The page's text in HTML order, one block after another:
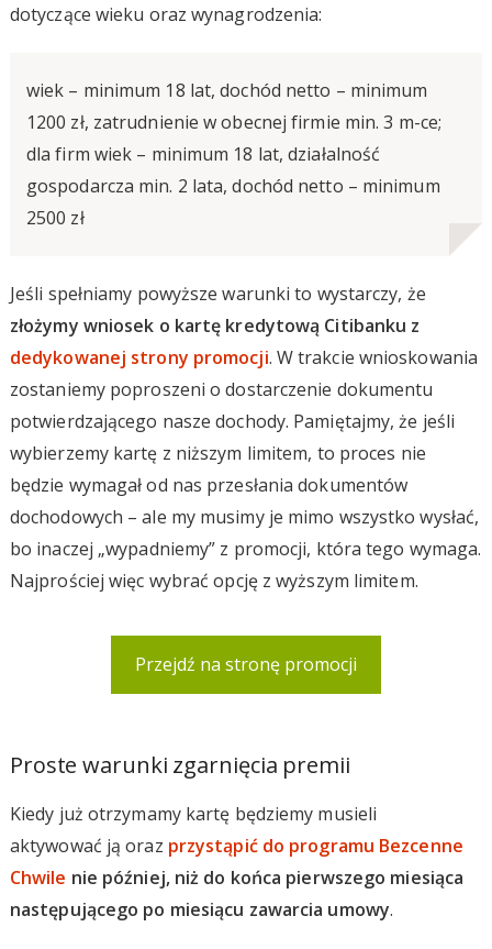
dotyczące wieku oraz wynagrodzenia:
wiek – minimum 18 lat, dochód netto – minimum
1200 zł, zatrudnienie w obecnej firmie min. 3 m-ce;
dla firm wiek – minimum 18 lat, działalność
gospodarcza min. 2 lata, dochód netto – minimum
2500 zł
Jeśli spełniamy powyższe warunki to wystarczy, że
złożymy wniosek o kartę kredytową Citibanku z
dedykowanej strony promocji. W trakcie wnioskowania
zostaniemy poproszeni o dostarczenie dokumentu
potwierdzającego nasze dochody. Pamiętajmy, że jeśli
wybierzemy kartę z niższym limitem, to proces nie
będzie wymagał od nas przesłania dokumentów
dochodowych – ale my musimy je mimo wszystko wysłać,
bo inaczej „wypadniemy” z promocji, która tego wymaga.
Najprościej więc wybrać opcję z wyższym limitem.
Przejdź na stronę promocji
Proste warunki zgarnięcia premii
Kiedy już otrzymamy kartę będziemy musieli
aktywować ją oraz przystąpić do programu Bezcenne
Chwile nie później, niż do końca pierwszego miesiąca
następującego po miesiącu zawarcia umowy.